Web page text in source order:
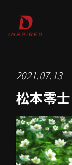
2021.07.13
松本零